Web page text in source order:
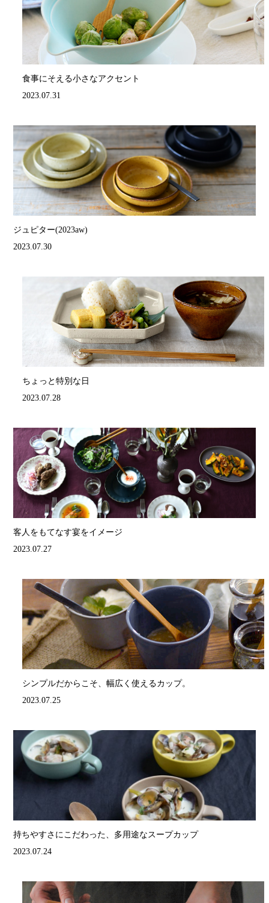
食事にそえる小さなアクセント
2023.07.31
ジュピター(2023aw)
2023.07.30
ちょっと特別な日
2023.07.28
客人をもてなす宴をイメージ
2023.07.27
シンプルだからこそ、幅広く使えるカップ。
2023.07.25
持ちやすさにこだわった、多用途なスープカップ
2023.07.24